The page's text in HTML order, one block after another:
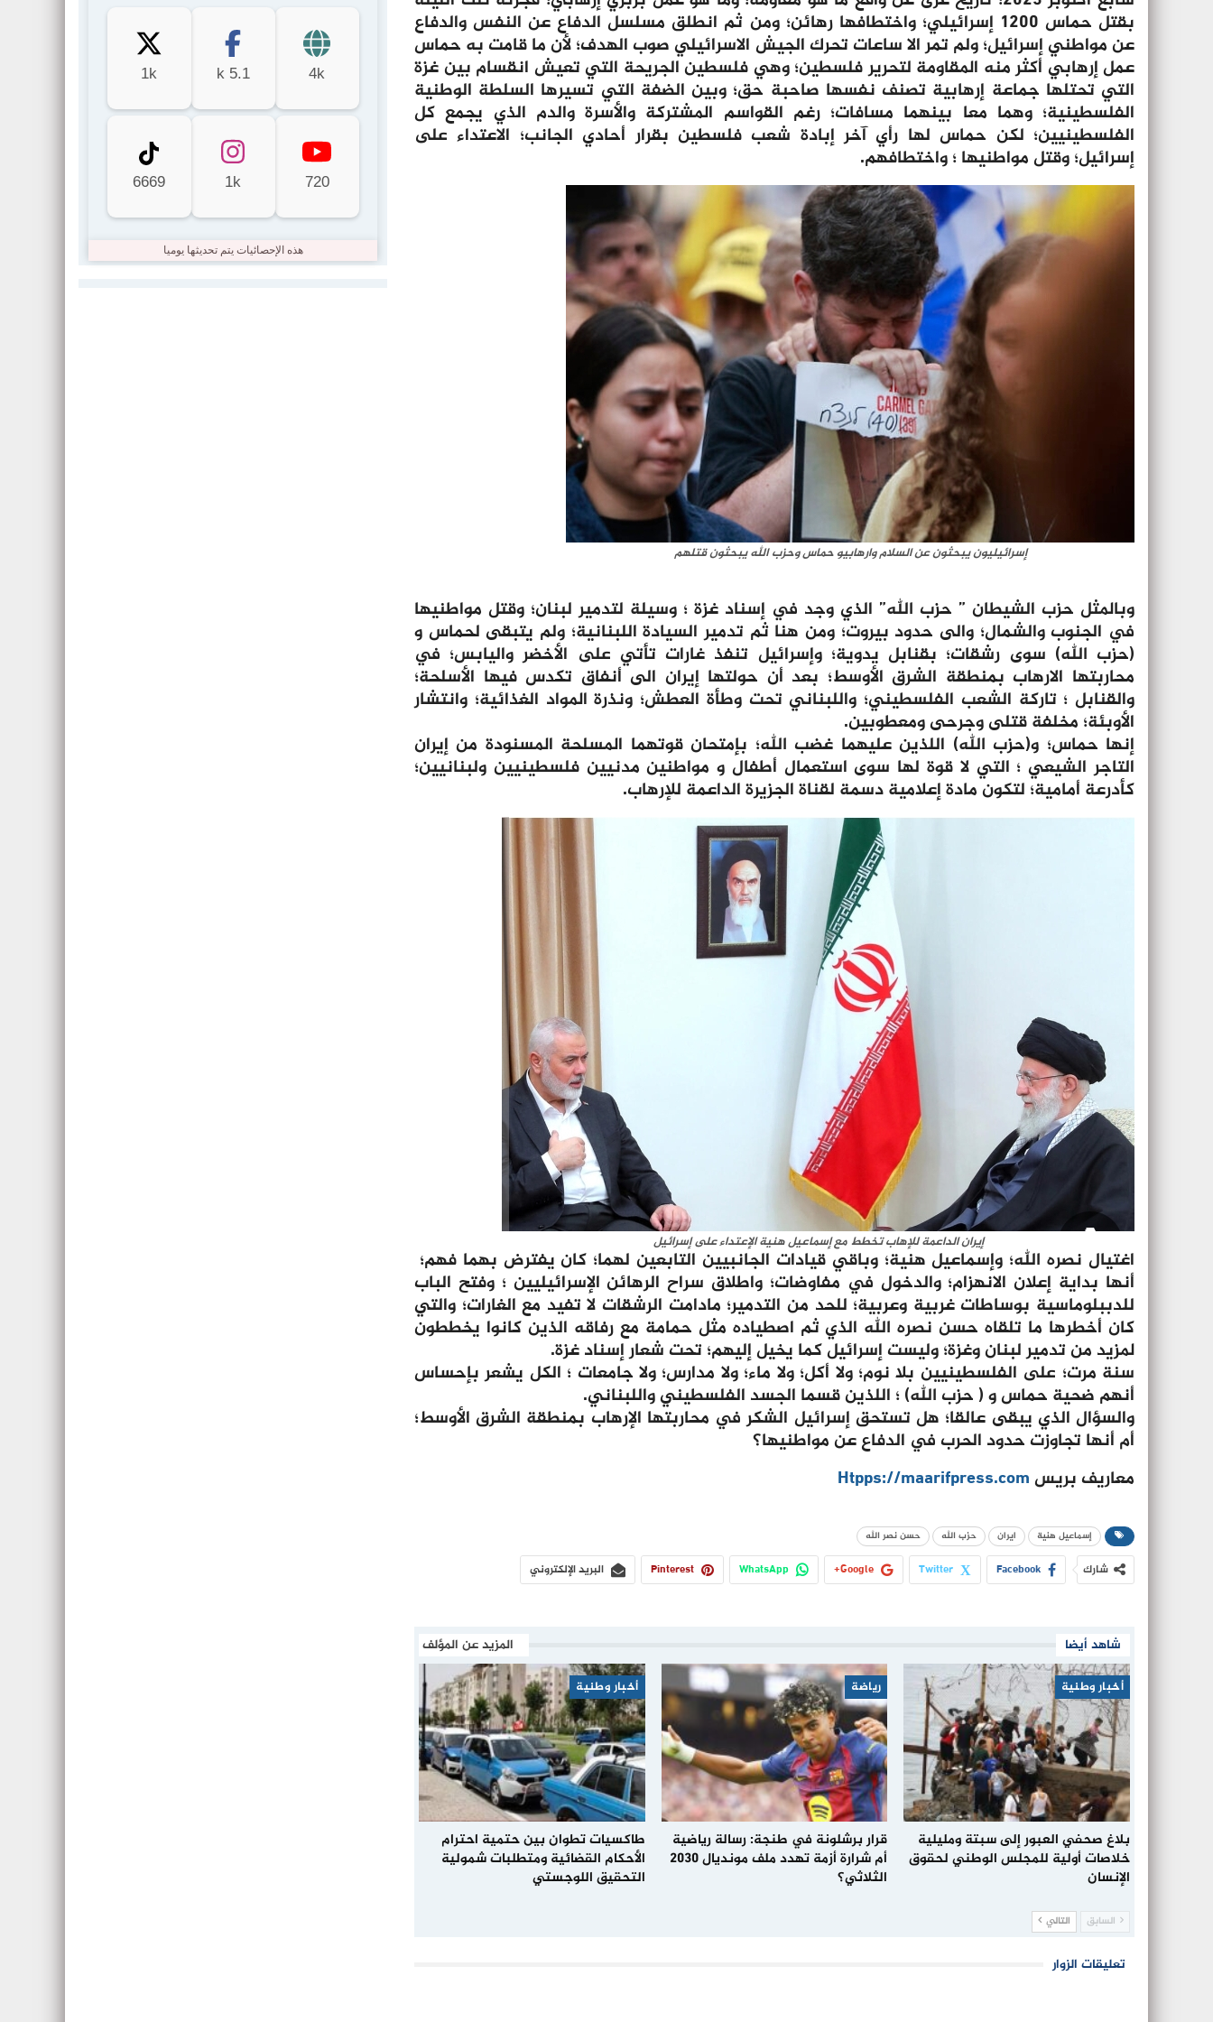
بقتل حماس 1200 إسرائيلي؛ واختطافها رهائن؛ ومن ثم انطلق مسلسل الدفاع عن النفس والدفاع
عن مواطني إسرائيل؛ ولم تمر الا ساعات تحرك الجيش الاسرائيلي صوب الهدف؛ لأن ما قامت به حماس
عمل إرهابي أكثر منه المقاومة لتحرير فلسطين؛ وهي فلسطين الجريحة التي تعيش انقسام بين غزة
التي تحتلها جماعة إرهابية تصنف نفسها صاحبة حق؛ وبين الضفة التي تسيرها السلطة الوطنية
الفلسطينية؛ وهما معا بينهما مسافات؛ رغم القواسم المشتركة والأسرة والدم الذي يجمع كل
الفلسطينيين؛ لكن حماس لها رأي آخر إبادة شعب فلسطين بقرار أحادي الجانب؛ الاعتداء على
إسرائيل؛ وقتل مواطنيها ؛ واختطافهم.
إسرائيليون يبحثون عن السلام وارهابيو حماس وحزب الله يبحثون قتلهم
وبالمثل حزب الشيطان ” حزب الله” الذي وجد في إسناد غزة ؛ وسيلة لتدمير لبنان؛ وقتل مواطنيها
في الجنوب والشمال؛ والى حدود بيروت؛ ومن هنا ثم تدمير السيادة اللبنانية؛ ولم يتبقى لحماس و
(حزب الله) سوى رشقات؛ بقنابل يدوية؛ وإسرائيل تنفذ غارات تأتي على الأخضر واليابس؛ في
محاربتها الارهاب بمنطقة الشرق الأوسط؛ بعد أن حولتها إيران الى أنفاق تكدس فيها الأسلحة؛
والقنابل ؛ تاركة الشعب الفلسطيني؛ واللبناني تحت وطأة العطش؛ ونذرة المواد الغذائية؛ وانتشار
الأوبئة؛ مخلفة قتلى وجرحى ومعطوبين.
إنها حماس؛ و(حزب الله) اللذين عليهما غضب الله؛ بإمتحان قوتهما المسلحة المسنودة من إيران
التاجر الشيعي ؛ التي لا قوة لها سوى استعمال أطفال و مواطنين مدنيين فلسطينيين ولبنانيين؛
كأدرعة أمامية؛ لتكون مادة إعلامية دسمة لقناة الجزيرة الداعمة للإرهاب.
إيران الداعمة للإهاب تخطط مع إسماعيل هنية الإعتداء على إسرائيل
اغتيال نصره الله؛ وإسماعيل هنية؛ وباقي قيادات الجانبيين التابعين لهما؛ كان يفترض بهما فهم؛
أنها بداية إعلان الانهزام؛ والدخول في مفاوضات؛ واطلاق سراح الرهائن الإسرائيليين ؛ وفتح الباب
للدببلوماسية بوساطات غربية وعربية؛ للحد من التدمير؛ مادامت الرشقات لا تفيد مع الغارات؛ والتي
كان أخطرها ما تلقاه حسن نصره الله الذي ثم اصطياده مثل حمامة مع رفاقه الذين كانوا يخططون
لمزيد من تدمير لبنان وغزة؛ وليست إسرائيل كما يخيل إليهم؛ تحت شعار إسناد غزة.
سنة مرت؛ على الفلسطينيين بلا نوم؛ ولا أكل؛ ولا ماء؛ ولا مدارس؛ ولا جامعات ؛ الكل يشعر بإحساس
أنهم ضحية حماس و ( حزب الله) ؛ اللذين قسما الجسد الفلسطيني واللبناني.
والسؤال الذي يبقى عالقا؛ هل تستحق إسرائيل الشكر في محاربتها الإرهاب بمنطقة الشرق الأوسط؛
أم أنها تجاوزت حدود الحرب في الدفاع عن مواطنيها؟
معاريف بريسHtpps://maarifpress.com
إسماعيل هنية ايران حزب الله حسن نصر الله
شارك Facebook
Twitter
Google+
WhatsApp
Pinterest البريد الإلكتروني
شاهد أيضا المزيد عن المؤلف
أخبار وطنية
بلاغ صحفي العبور إلى سبتة ومليلية
خلاصات أولية للمجلس الوطني لحقوق
الإنسان
رياضة
قرار برشلونة في طنجة: رسالة رياضية
أم شرارة أزمة تهدد ملف مونديال 2030
الثلاثي؟
أخبار وطنية
طاكسيات تطوان بين حتمية احترام
الأحكام القضائية ومتطلبات شمولية
التحقيق اللوجستي
السابق التالي
تعليقات الزوار
4k
5.1 k
1k
720
1k
6669
هذه الإحصائيات يتم تحديثها يوميا